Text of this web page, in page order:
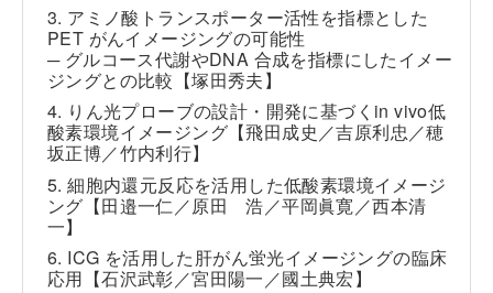
3. アミノ酸トランスポーター活性を指標とした
PET がんイメージングの可能性
─ グルコース代謝やDNA 合成を指標にしたイメー
ジングとの比較【塚田秀夫】
4. りん光プローブの設計・開発に基づく in vivo低
酸素環境イメージング【飛田成史／吉原利忠／穂
坂正博／竹内利行】
5. 細胞内還元反応を活用した低酸素環境イメージ
ング【田邉一仁／原田 浩／平岡眞寛／西本清
一】
6. ICG を活用した肝がん蛍光イメージングの臨床
応用【石沢武彰／宮田陽一／國土典宏】